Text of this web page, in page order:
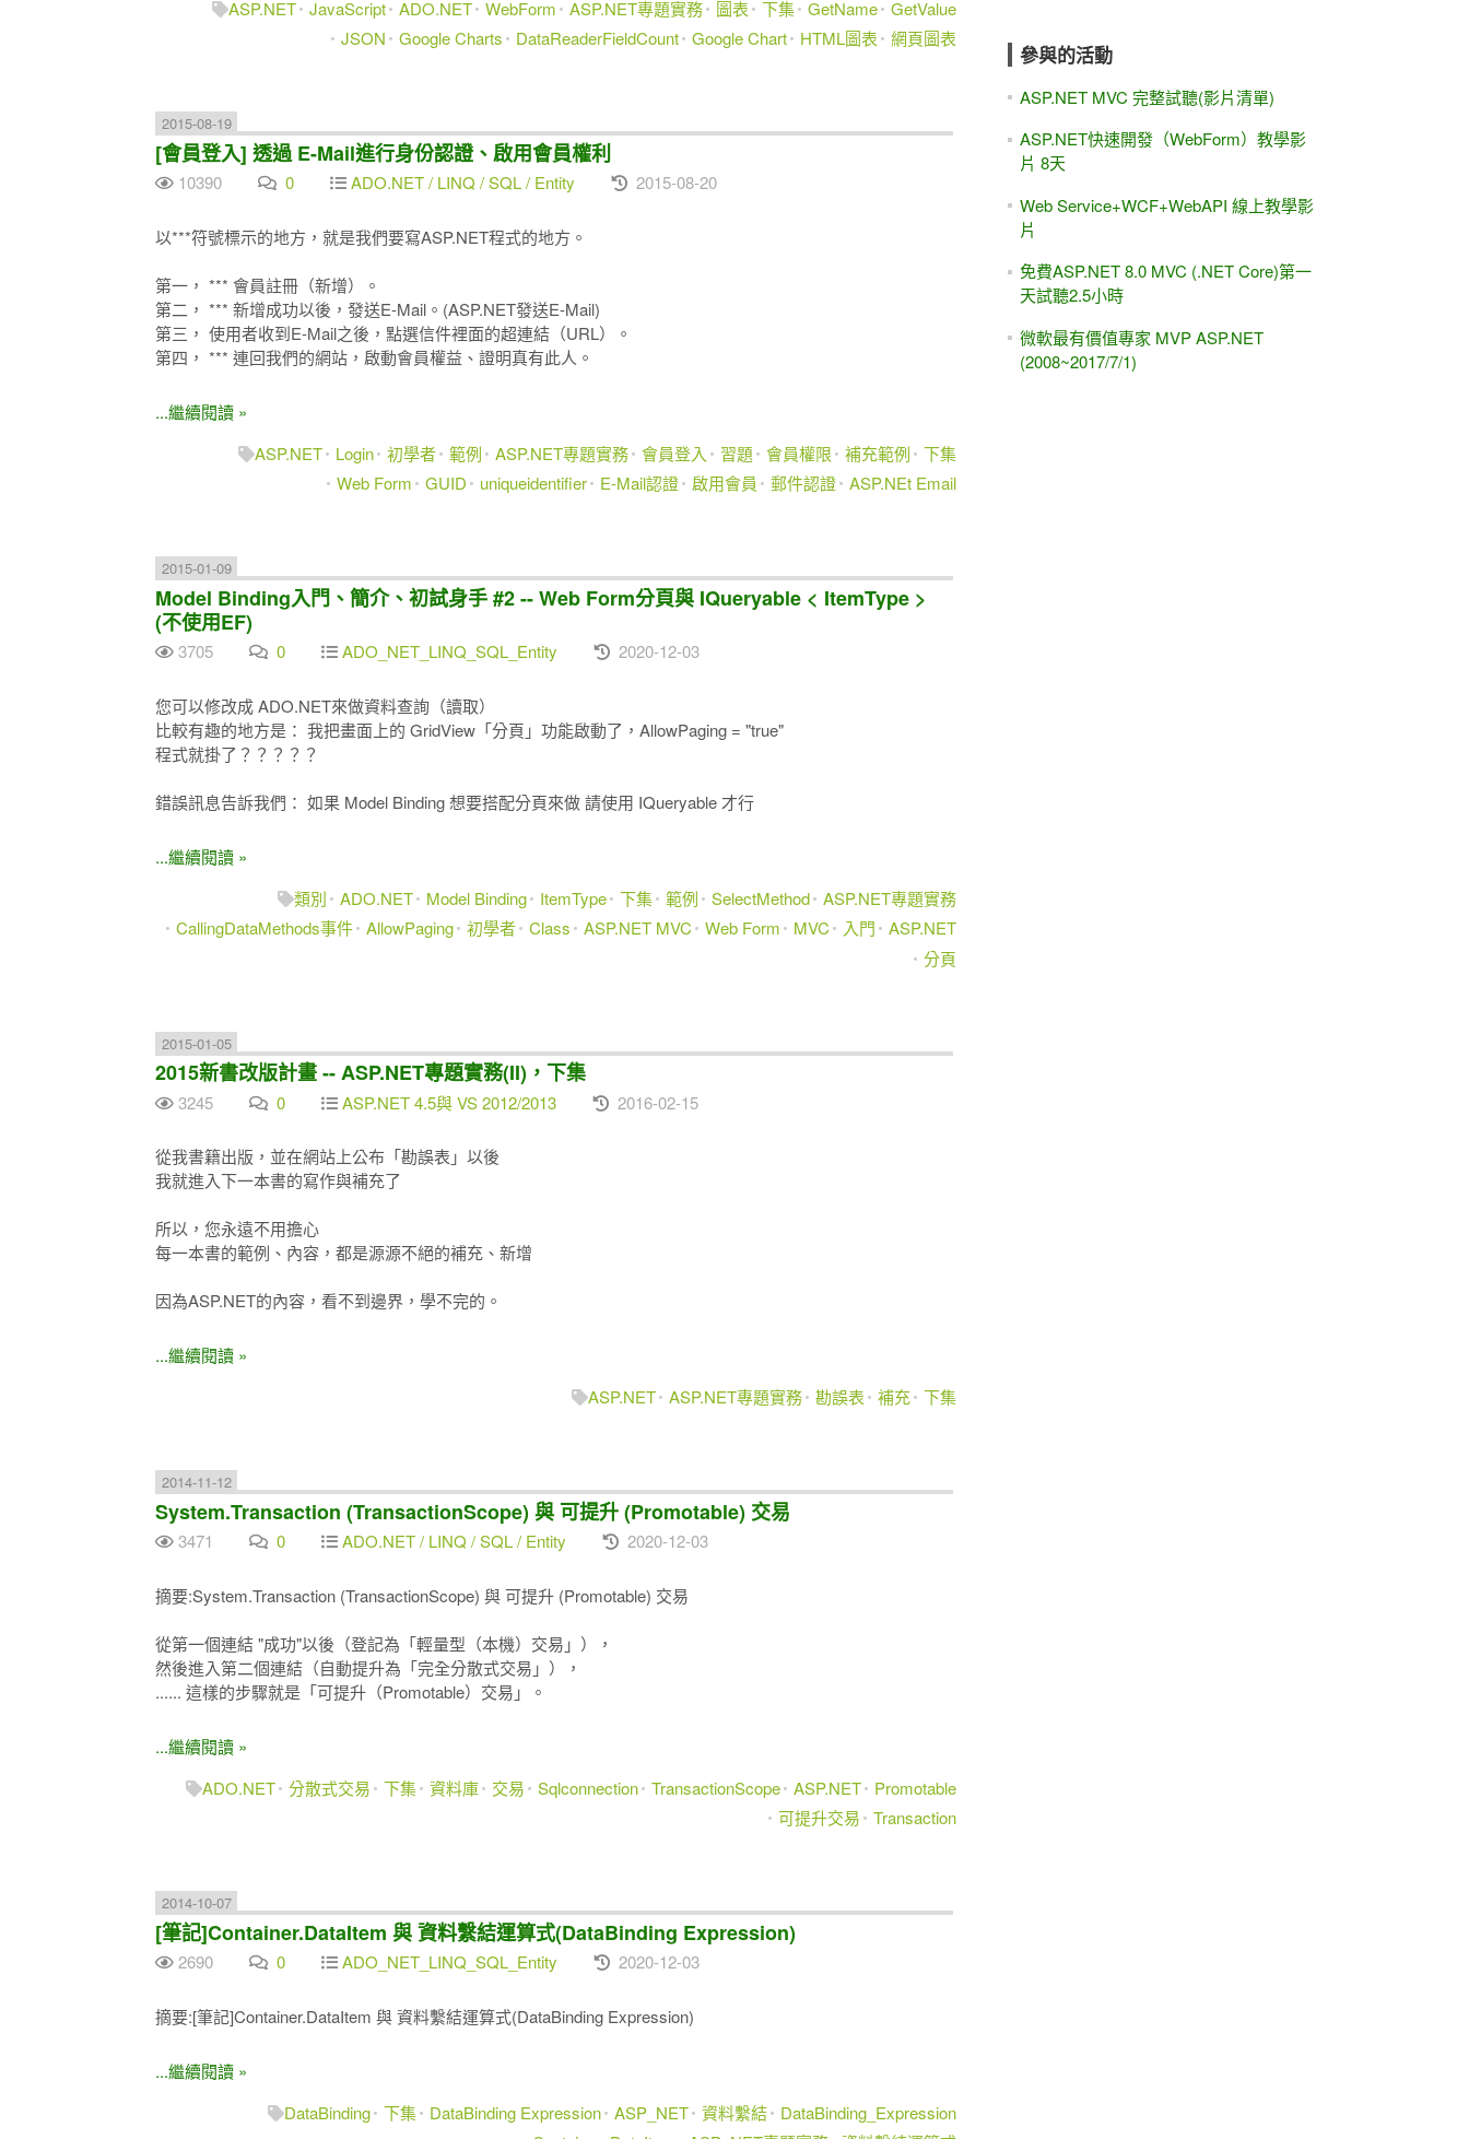
ASP.NET JavaScript ADO.NET WebForm ASP.NET專題實務 圖表 下集 GetName GetValue
JSON
Google Charts DataReaderFieldCount Google Chart HTML圖表 網頁圖表
2015-08-19
[會員登入] 透過 E-Mail進行身份認證、啟用會員權利
10390 0 ADO.NET / LINQ / SQL / Entity 2015-08-20
以***符號標示的地方，就是我們要寫ASP.NET程式的地方。
第一， *** 會員註冊（新增）。
第二， *** 新增成功以後，發送E-Mail。(ASP.NET發送E-Mail)
第三， 使用者收到E-Mail之後，點選信件裡面的超連結（URL）。
第四， *** 連回我們的網站，啟動會員權益、證明真有此人。
...繼續閱讀 »
ASP.NET
Login 初學者 範例 ASP.NET專題實務 會員登入 習題 會員權限 補充範例
下集
Web Form
GUID uniqueidentifier E-Mail認證 啟用會員 郵件認證 ASP.NEt Email
2015-01-09
Model Binding入門、簡介、初試身手 #2 -- Web Form分頁與 IQueryable < ItemType >
(不使用EF)
3705 0 ADO_NET_LINQ_SQL_Entity 2020-12-03
您可以修改成 ADO.NET來做資料查詢（讀取）
比較有趣的地方是： 我把畫面上的 GridView「分頁」功能啟動了，AllowPaging = "true"
程式就掛了？？？？？
錯誤訊息告訴我們： 如果 Model Binding 想要搭配分頁來做 請使用 IQueryable 才行
...繼續閱讀 »
類別
ADO.NET Model Binding ItemType 下集 範例 SelectMethod ASP.NET專題實務
CallingDataMethods事件 AllowPaging 初學者 Class ASP.NET MVC Web Form MVC 入門
ASP.NET
分頁
2015-01-05
2015新書改版計畫 -- ASP.NET專題實務(II)，下集
3245 0 ASP.NET 4.5與 VS 2012/2013 2016-02-15
從我書籍出版，並在網站上公布「勘誤表」以後
我就進入下一本書的寫作與補充了
所以，您永遠不用擔心
每一本書的範例、內容，都是源源不絕的補充、新增
因為ASP.NET的內容，看不到邊界，學不完的。
...繼續閱讀 »
ASP.NET ASP.NET專題實務 勘誤表 補充 下集
2014-11-12
System.Transaction (TransactionScope) 與 可提升 (Promotable) 交易
3471 0 ADO.NET / LINQ / SQL / Entity 2020-12-03
摘要:System.Transaction (TransactionScope) 與 可提升 (Promotable) 交易
從第一個連結 "成功"以後（登記為「輕量型（本機）交易」），
然後進入第二個連結（自動提升為「完全分散式交易」），
...... 這樣的步驟就是「可提升（Promotable）交易」。
...繼續閱讀 »
ADO.NET 分散式交易 下集 資料庫 交易 Sqlconnection TransactionScope ASP.NET
Promotable
可提升交易
Transaction
2014-10-07
[筆記]Container.DataItem 與 資料繫結運算式(DataBinding Expression)
2690 0 ADO_NET_LINQ_SQL_Entity 2020-12-03
摘要:[筆記]Container.DataItem 與 資料繫結運算式(DataBinding Expression)
...繼續閱讀 »
DataBinding 下集 DataBinding Expression ASP_NET 資料繫結
DataBinding_Expression
參與的活動
ASP.NET MVC 完整試聽(影片清單)
ASP.NET快速開發（WebForm）教學影
片 8天
Web Service+WCF+WebAPI 線上教學影
片
免費ASP.NET 8.0 MVC (.NET Core)第一
天試聽2.5小時
微軟最有價值專家 MVP ASP.NET
(2008~2017/7/1)